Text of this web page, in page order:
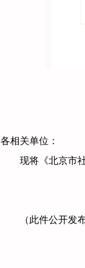
各相关单位：
现将《北京市社
（此件公开发布